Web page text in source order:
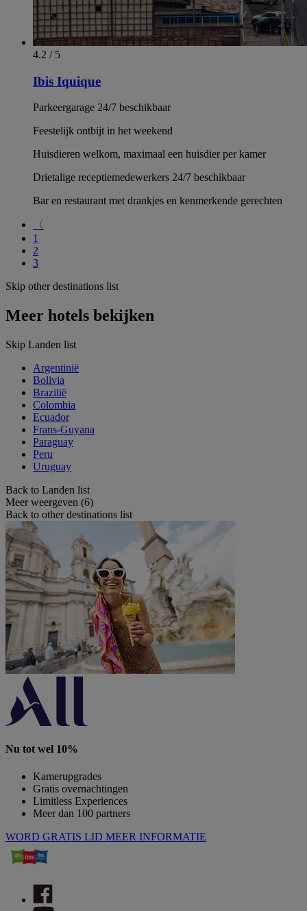
4.2 / 5
Ibis Iquique
Parkeergarage 24/7 beschikbaar
Feestelijk ontbijt in het weekend
Huisdieren welkom, maximaal een huisdier per kamer
Drietalige receptiemedewerkers 24/7 beschikbaar
Bar en restaurant met drankjes en kenmerkende gerechten
〈
1
2
3
Skip other destinations list
Meer hotels bekijken
Skip Landen list
Argentinië
Bolivia
Brazilië
Colombia
Ecuador
Frans-Guyana
Paraguay
Peru
Uruguay
Back to Landen list
Meer weergeven (6)
Back to other destinations list
Nu tot wel 10%
Kamerupgrades
Gratis overnachtingen
Limitless Experiences
Meer dan 100 partners
WORD GRATIS LID MEER INFORMATIE